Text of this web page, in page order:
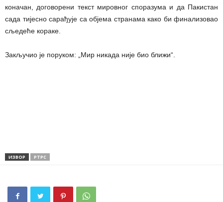
коначан, договорени текст мировног споразума и да Пакистан
сада тијесно сарађује са објема странама како би финализовао
сљедеће кораке.
Закључио је поруком: „Мир никада није био ближи“.
ИЗВОР РТРС